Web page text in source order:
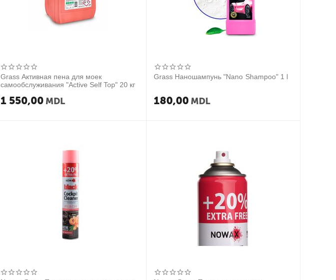
Grass Активная пена для моек
самообслуживания "Active Self Top" 20 кг
1 550,00 MDL
Grass Наношампунь "Nano Shampoo" 1 l
180,00 MDL